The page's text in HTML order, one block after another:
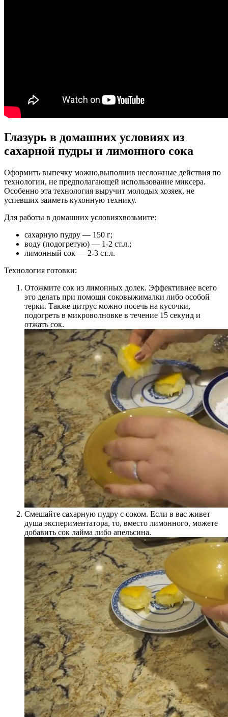
Глазурь в домашних условиях из
сахарной пудры и лимонного сока
Оформить выпечку можно,выполнив несложные действия по
технологии, не предполагающей использование миксера.
Особенно эта технология выручит молодых хозяек, не
успевших заиметь кухонную технику.
Для работы в домашних условияхвозьмите:
сахарную пудру — 150 г;
воду (подогретую) — 1-2 ст.л.;
лимонный сок — 2-3 ст.л.
Технология готовки:
Отожмите сок из лимонных долек. Эффективнее всего
это делать при помощи соковыжималки либо особой
терки. Также цитрус можно посечь на кусочки,
подогреть в микроволновке в течение 15 секунд и
отжать сок.
Смешайте сахарную пудру с соком. Если в вас живет
душа экспериментатора, то, вместо лимонного, можете
добавить сок лайма либо апельсина.